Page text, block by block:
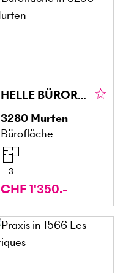
HELLE BÜRORÄUME
3280 Murten
Bürofläche
3
CHF 1'350.-